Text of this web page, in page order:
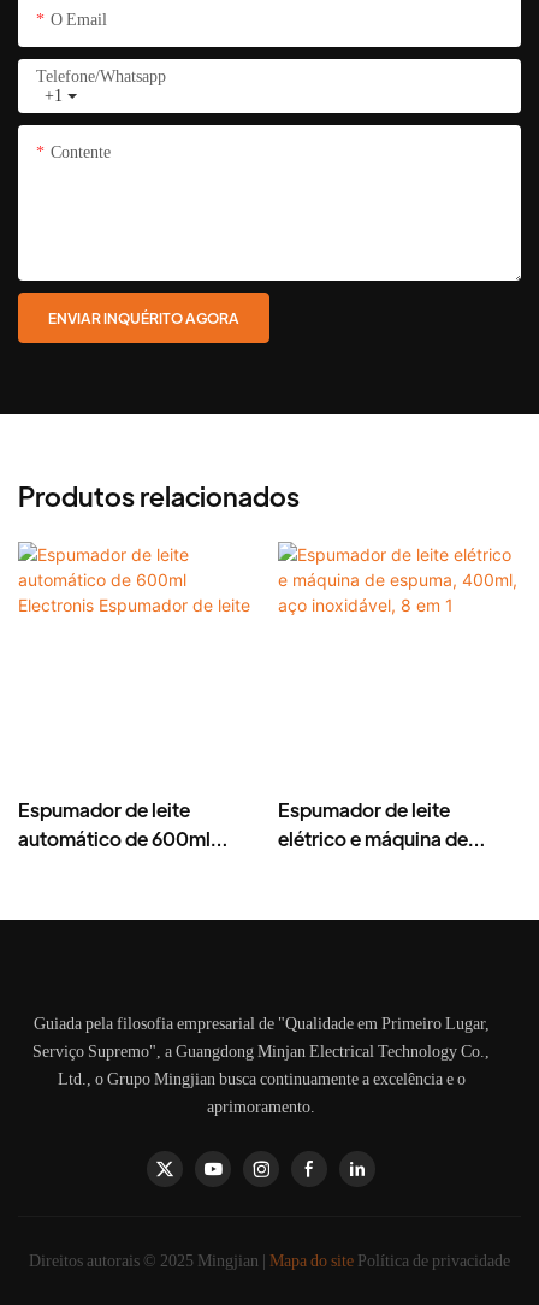
O Email
+1
Telefone/whatsapp
Contente
ENVIAR INQUÉRITO AGORA
Produtos relacionados
Espumador de leite
automático de 600ml
Espumador de leite
elétrico e máquina de
Guiada pela filosofia empresarial de "Qualidade em Primeiro Lugar,
Serviço Supremo", a Guangdong Minjan Electrical Technology Co.,
Ltd., o Grupo Mingjian busca continuamente a excelência e o
aprimoramento.
Direitos autorais © 2025 Mingjian | Mapa do site Política de privacidade